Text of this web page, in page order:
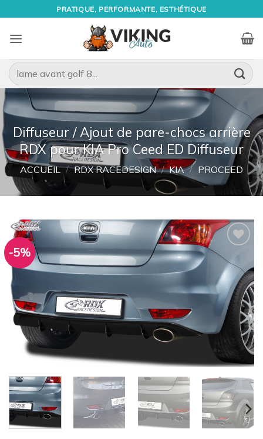
au
contenu
PRATIQUE, PERFORMANTE, ESTHÉTIQUE
Recherche
pour :
Diffuseur / Ajout de pare-chocs arrière
RDX pour KIA Pro Ceed ED Diffuseur
ACCUEIL / RDX RACEDESIGN / KIA / PROCEED
-5%
Ajouter
à la
wishlist